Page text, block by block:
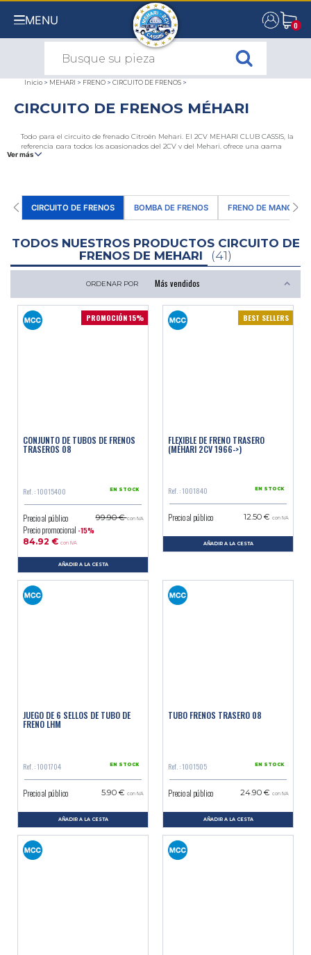
MENU 0
0
Inicio > MEHARI > FRENO > CIRCUITO DE FRENOS >
CIRCUITO DE FRENOS MÉHARI
Todo para el circuito de frenado Citroën Mehari. El 2CV MEHARI CLUB CASSIS, la
referencia para todos los apasionados del 2CV y del Mehari, ofrece una gama
completa de piezas y accesorios para el circuito de freno del Mehari. En nuestra
Ver más
CIRCUITO DE FRENOS BOMBA DE FRENOS FRENO DE MANO
TODOS NUESTROS PRODUCTOS CIRCUITO DE
FRENOS DE MEHARI
(41)
ORDENAR POR
PROMOCIÓN 15%
CONJUNTO DE TUBOS DE FRENOS
TRASEROS 08
Ref. : 10015400 EN STOCK
Precio al público 99.90 €con IVA
Precio promocional -15%
84.92 € con IVA
AÑADIR A LA CESTA
BEST SELLERS
FLEXIBLE DE FRENO TRASERO
(MÉHARI 2CV 1966->)
Ref. : 1001840 EN STOCK
Precio al público 12.50 € con IVA
AÑADIR A LA CESTA
JUEGO DE 6 SELLOS DE TUBO DE
FRENO LHM
Ref. : 1001704 EN STOCK
Precio al público 5.90 € con IVA
AÑADIR A LA CESTA
TUBO FRENOS TRASERO 08
Ref. : 1001505 EN STOCK
Precio al público 24.90 € con IVA
AÑADIR A LA CESTA